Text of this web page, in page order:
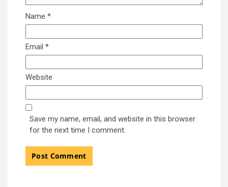
Name *
Email *
Website
Save my name, email, and website in this browser
for the next time I comment.